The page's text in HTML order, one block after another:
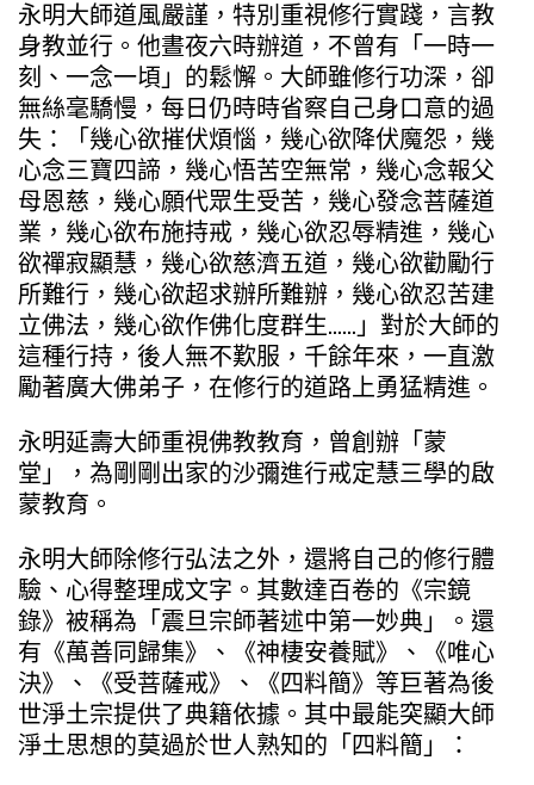
永明大師道風嚴謹，特別重視修行實踐，言教
身教並行。他晝夜六時辦道，不曾有「一時一
刻、一念一頃」的鬆懈。大師雖修行功深，卻
無絲毫驕慢，每日仍時時省察自己身口意的過
失：「幾心欲摧伏煩惱，幾心欲降伏魔怨，幾
心念三寶四諦，幾心悟苦空無常，幾心念報父
母恩慈，幾心願代眾生受苦，幾心發念菩薩道
業，幾心欲布施持戒，幾心欲忍辱精進，幾心
欲禪寂顯慧，幾心欲慈濟五道，幾心欲勸勵行
所難行，幾心欲超求辦所難辦，幾心欲忍苦建
立佛法，幾心欲作佛化度群生……」對於大師的
這種行持，後人無不歎服，千餘年來，一直激
勵著廣大佛弟子，在修行的道路上勇猛精進。
永明延壽大師重視佛教教育，曾創辦「蒙
堂」，為剛剛出家的沙彌進行戒定慧三學的啟
蒙教育。
永明大師除修行弘法之外，還將自己的修行體
驗、心得整理成文字。其數達百卷的《宗鏡
錄》被稱為「震旦宗師著述中第一妙典」。還
有《萬善同歸集》、《神棲安養賦》、《唯心
決》、《受菩薩戒》、《四料簡》等巨著為後
世淨土宗提供了典籍依據。其中最能突顯大師
淨土思想的莫過於世人熟知的「四料簡」：